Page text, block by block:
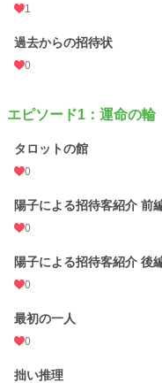
物語はタロットカードのように
ミステリー 5,380 位 / 5,380 件
24h.ポイント
文字数 76,924
更新日時
初回公開日時 2023.05.13 21:10
週間ポイント
1
過去からの招待状
0
エピソード1：運命の輪
タロットの館
0
陽子による招待客紹介 前
0
陽子による招待客紹介 後
0
最初の一人
0
拙い推理